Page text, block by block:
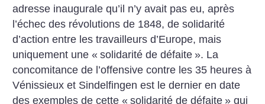
adresse inaugurale qu’il n’y avait pas eu, après
l’échec des révolutions de 1848, de solidarité
d’action entre les travailleurs d’Europe, mais
uniquement une « solidarité de défaite ». La
concomitance de l’offensive contre les 35 heures à
Vénissieux et Sindelfingen est le dernier en date
des exemples de cette « solidarité de défaite » qui